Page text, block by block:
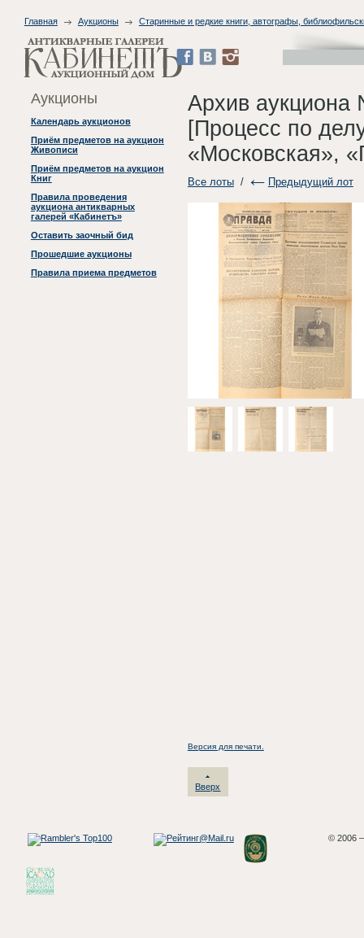
Главная Аукционы Старинные и редкие книги, автографы,
Аукционы
Календарь аукционов
Приём предметов на аукцион
Живописи
Приём предметов на аукцион
Книг
Правила проведения
аукциона антикварных
галерей «Кабинетъ»
Оставить заочный бид
Прошедшие аукционы
Правила приема предметов
Архив
[Процесс по
«Московская»,
Все лоты/ Предыдущий лот
Версия для печати.
Вверх
© 2006